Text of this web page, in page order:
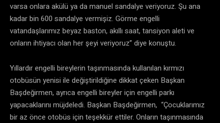
varsa onlara akülü ya da manuel sandalye veriyoruz. Şu ana
kadar bin 600 sandalye vermişiz. Görme engelli
vatandaşlarımız beyaz baston, akıllı saat, tansiyon aleti ve
onların ihtiyacı olan her şeyi veriyoruz” diye konuştu.
Yıllardır engelli bireylerin taşınmasında kullanılan kırmızı
otobüsün yenisi ile değiştirildiğine dikkat çeken Başkan
Başdeğirmen, ayrıca engelli bireyler için engelli parkı
yapacaklarını müjdeledi. Başkan Başdeğirmen, “Çocuklarımız
bir az önce otobüs için teşekkür ettiler. Onların taşınmasında